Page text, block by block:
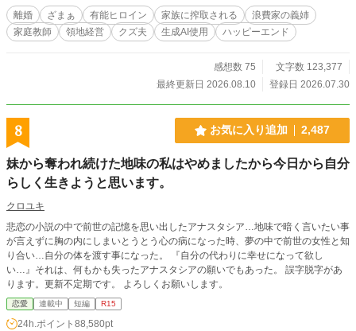
の夜、ヴェロニカは伯爵家を出ると決める。 ただし、自分一人だけ逃げるつも
りはない。 領民が困らないよう仕事を引き継ぎ、使用人たちの次の職を探し、
侯爵家と公証人へ記録を渡す。自分と側仕えの働き口も決め、家族には何も悟ら
目を覚ました時には、ヴェロニカも、屋敷を支えていた者たちも、すでにいなか
った。 残されたのは、誰にでも分かるよう整えられた仕事と、これまで何もし
う彼女は戻らない。 ※初日以外は6時・17時の2回投稿です。 独自の世界観な
のでご了承ください。
離婚 ざまぁ 有能ヒロイン 家族に搾取される
浪費家の義姉
家庭教師
領地経営 クズ夫 生成AI使用 ハッピーエンド
感想数 75
文字数 123,377
最終更新日 2026.08.10
登録日 2026.07.30
8 お気に入り追加 2,487
妹から奪われ続けた地味の私はやめましたから今日から自分
らしく生きようと思います。
クロユキ
悲恋の小説の中で前世の記憶を思い出したアナスタシア…地味で暗く言いたい事
が言えずに胸の内にしまいとうとう心の病になった時、夢の中で前世の女性と知
り合い…自分の体を渡す事になった。 『自分の代わりに幸せになって欲し
い…』それは、何もかも失ったアナスタシアの願いでもあった。 誤字脱字があ
ります。更新不定期です。 よろしくお願いします。
恋愛 連載中 短編 R15
24h.ポイント 88,580pt